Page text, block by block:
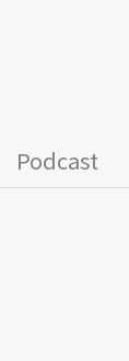
Podcast